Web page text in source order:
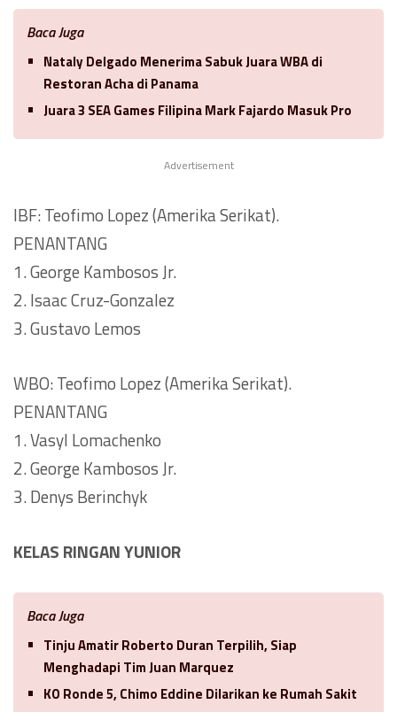
Baca Juga
Nataly Delgado Menerima Sabuk Juara WBA di
Restoran Acha di Panama
Juara 3 SEA Games Filipina Mark Fajardo Masuk Pro
Advertisement
IBF: Teofimo Lopez (Amerika Serikat).
PENANTANG
1. George Kambosos Jr.
2. Isaac Cruz-Gonzalez
3. Gustavo Lemos
WBO: Teofimo Lopez (Amerika Serikat).
PENANTANG
1. Vasyl Lomachenko
2. George Kambosos Jr.
3. Denys Berinchyk
KELAS RINGAN YUNIOR
Baca Juga
Tinju Amatir Roberto Duran Terpilih, Siap
Menghadapi Tim Juan Marquez
KO Ronde 5, Chimo Eddine Dilarikan ke Rumah Sakit